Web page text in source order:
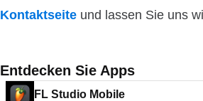
Kontaktseite und lassen Sie uns
Entdecken Sie Apps
FL Studio Mobile